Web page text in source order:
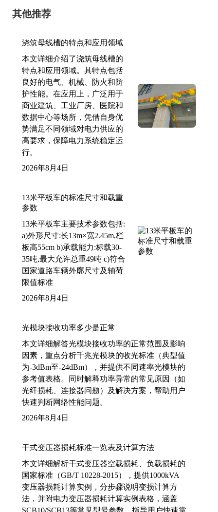
其他推荐
浇筑母线槽的特点和应用领域
本文详细介绍了浇筑母线槽的
特点和应用领域。其特点包括
良好的电气、机械、防火和防
护性能。在应用上，广泛用于
商业建筑、工业厂房、医院和
数据中心等场所，凭借自身优
势满足不同领域对电力供应的
高要求，保障电力系统稳定运
行。
2026年8月4日
13米平板车的标准尺寸和载重
参数
13米平板车主要技术参数包括:
a)外形尺寸:长13m×宽2.45m,栏
板高55cm b)承载能力:标载30-
35吨,最大允许总重49吨 c)符合
国家道路车辆外廓尺寸及轴荷
限值标准
2026年8月4日
光模块接收功率多少是正常
本文详细解答光模块接收功率的正常范围及影响
因素，重点分析千兆光模块的收光标准（典型值
为-3dBm至-24dBm），并提供不同速率光模块的
参考值表格。同时解释功率异常的常见原因（如
光纤损耗、连接器问题）及解决方案，帮助用户
快速判断网络性能问题。
2026年8月4日
干式变压器损耗标准一览表及计算方法
本文详细解析干式变压器空载损耗、负载损耗的
国家标准（GB/T 10228-2015），提供1000kVA
变压器损耗计算实例，分步骤说明变损计算方
法，并附电力变压器损耗计算实例表格，涵盖
SCB10/SCB13等常见型号参数，指导用户快速掌